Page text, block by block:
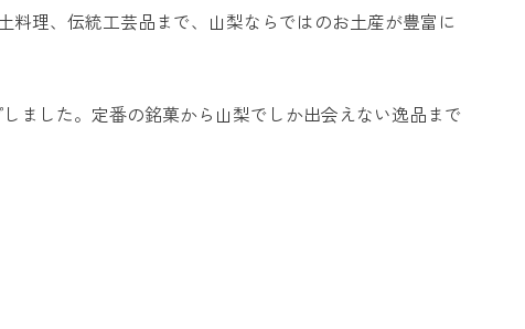
理、伝統工芸品まで、山梨ならではのお土産が豊富に
ました。定番の銘菓から山梨でしか出会えない逸品まで